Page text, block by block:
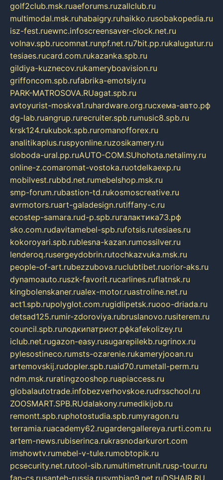
golf2club.msk.ruaeforums.ruzallclub.ru
multimodal.msk.ruhabaigry.ruhaikko.rusobakopedia.ru
isz-fest.ruewnc.infoscreensaver-clock.net.ru
volnav.spb.rucomnat.runpf.net.ru7bit.pp.rukalugatur.ru
tesiaes.rucard.com.rukazanka.spb.ru
gildiya-kuznecov.rukameryboavision.ru
griffoncom.spb.rufabrika-emotsiy.ru
PARK-MATROSOVA.RUagat.spb.ru
avtoyurist-moskva1.ruhardware.org.ruсхема-авто.рф
dg-lab.ruangrup.rurecruiter.spb.rumusic8.spb.ru
krsk124.rukubok.spb.ruromanofforex.ru
analitikaplus.ruspyonline.ruzosikamery.ru
sloboda-ural.pp.ruAUTO-COM.SUhohota.netalimy.ru
online-z.comaromat-vostoka.ruotdelkaexp.ru
mobilvest.rubbd.net.rumebelshop.msk.ru
smp-forum.rubastion-td.rukosmoscreative.ru
avrmotors.ruart-galadesign.rutiffany-c.ru
ecostep-samara.rud-p.spb.ruгалактика73.рф
sko.com.rudavitamebel-spb.rufotsis.rutesiaes.ru
kokoroyari.spb.rublesna-kazan.rumossilver.ru
lenderoq.rusergeydobrin.rutochkazvuka.msk.ru
people-of-art.rubezzubova.ruclubtibet.ruorior-aks.ru
dynamoauto.ruszk-favorit.rucarlines.ruflatnsk.ru
kingbolenskaner.rualex-motor.ruastroline.net.ru
act1.spb.rupolyglot.com.rugidlipetsk.ruooo-driada.ru
detsad125.rumir-zdoroviya.rubruslanovo.rusiterem.ru
council.spb.ruлодкипатриот.рфkafekolizey.ru
iclub.net.rugazon-easy.rusugarepilekb.rugrinox.ru
pylesostineco.rumsts-ozarenie.rukameryjooan.ru
artemovskij.rudopler.spb.ruaid70.rumetall-perm.ru
ndm.msk.ruratingzooshop.ruapiaccess.ru
globalautotrade.infobezverhovskoe.rudrsschool.ru
ZOOSMART.SPB.RUdalakony.rumedikijob.ru
remontt.spb.ruphotostudia.spb.rumyragon.ru
terramia.ruacademy62.rugardengallereya.rurti.com.ru
artem-news.rubiserinca.rukrasnodarkurort.com
imshowtv.rumebel-v-tule.rumobtopik.ru
pcsecurity.net.rutool-sib.rumultimetrunit.rusp-tour.ru
fan-cs.rusanteh-russia.rusymbian9.net.ruDSHAIR.RU